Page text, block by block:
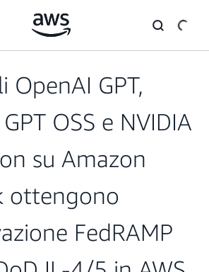
OpenAI GPT,
OSS e NVIDIA
su Amazon
ottengono
FedRAMP